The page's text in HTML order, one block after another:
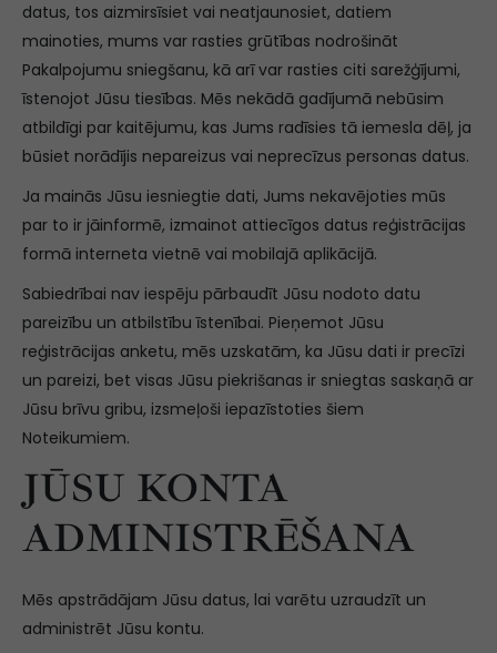
datus, tos aizmirsīsiet vai neatjaunosiet, datiem
mainoties, mums var rasties grūtības nodrošināt
Pakalpojumu sniegšanu, kā arī var rasties citi sarežģījumi,
īstenojot Jūsu tiesības. Mēs nekādā gadījumā nebūsim
atbildīgi par kaitējumu, kas Jums radīsies tā iemesla dēļ, ja
būsiet norādījis nepareizus vai neprecīzus personas datus.
Ja mainās Jūsu iesniegtie dati, Jums nekavējoties mūs
par to ir jāinformē, izmainot attiecīgos datus reģistrācijas
formā interneta vietnē vai mobilajā aplikācijā.
Sabiedrībai nav iespēju pārbaudīt Jūsu nodoto datu
pareizību un atbilstību īstenībai. Pieņemot Jūsu
reģistrācijas anketu, mēs uzskatām, ka Jūsu dati ir precīzi
un pareizi, bet visas Jūsu piekrišanas ir sniegtas saskaņā ar
Jūsu brīvu gribu, izsmeļoši iepazīstoties šiem
Noteikumiem.
JŪSU KONTA
ADMINISTRĒŠANA
Mēs apstrādājam Jūsu datus, lai varētu uzraudzīt un
administrēt Jūsu kontu.